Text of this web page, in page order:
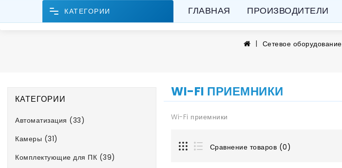
КАТЕГОРИИ ГЛАВНАЯ ПРОИЗВОДИТЕЛИ
Сетевое оборудование
КАТЕГОРИИ
Автоматизация (33)
Камеры (31)
Комплектующие для ПК (39)
WI-FI ПРИЕМНИКИ
Wi-Fi приемники
Сравнение товаров (0)